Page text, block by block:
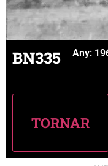
BN335 Any: